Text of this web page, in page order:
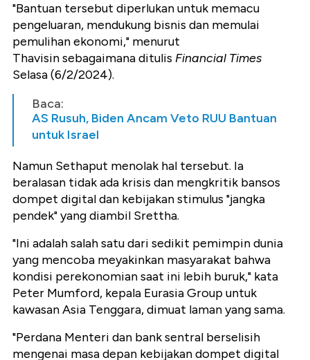
"Bantuan tersebut diperlukan untuk memacu
pengeluaran, mendukung bisnis dan memulai
pemulihan ekonomi," menurut
Thavisin sebagaimana ditulis Financial Times
Selasa (6/2/2024).
Baca:
AS Rusuh, Biden Ancam Veto RUU Bantuan
untuk Israel
Namun Sethaput menolak hal tersebut. Ia
beralasan tidak ada krisis dan mengkritik bansos
dompet digital dan kebijakan stimulus "jangka
pendek" yang diambil Srettha.
"Ini adalah salah satu dari sedikit pemimpin dunia
yang mencoba meyakinkan masyarakat bahwa
kondisi perekonomian saat ini lebih buruk," kata
Peter Mumford, kepala Eurasia Group untuk
kawasan Asia Tenggara, dimuat laman yang sama.
"Perdana Menteri dan bank sentral berselisih
mengenai masa depan kebijakan dompet digital